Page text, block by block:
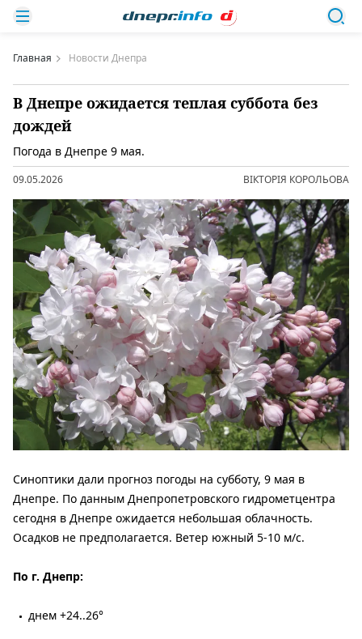
Главная Новости Днепра
В Днепре ожидается теплая суббота без
дождей
Погода в Днепре 9 мая.
09.05.2026 ВІКТОРІЯ КОРОЛЬОВА
Синоптики дали прогноз погоды на субботу, 9 мая в
Днепре. По данным Днепропетровского гидрометцентра
сегодня в Днепре ожидается небольшая облачность.
Осадков не предполагается. Ветер южный 5-10 м/с.
По г. Днепр:
днем +24..26°